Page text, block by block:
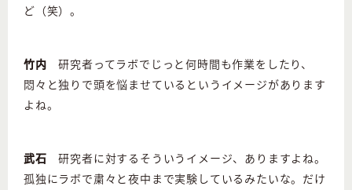
ど（笑）。
竹内 研究者ってラボでじっと何時間も作業をしたり、
悶々と独りで頭を悩ませているというイメージがあります
よね。
武石 研究者に対するそういうイメージ、ありますよね。
孤独にラボで粛々と夜中まで実験しているみたいな。だけ